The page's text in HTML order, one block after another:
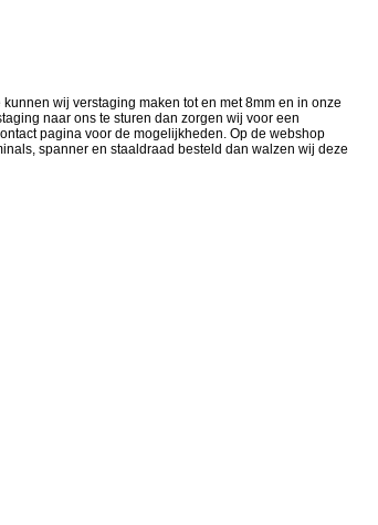
wij verstaging maken tot en met 8mm en in onze
naar ons te sturen dan zorgen wij voor een
pagina voor de mogelijkheden. Op de webshop
spanner en staaldraad besteld dan walzen wij deze